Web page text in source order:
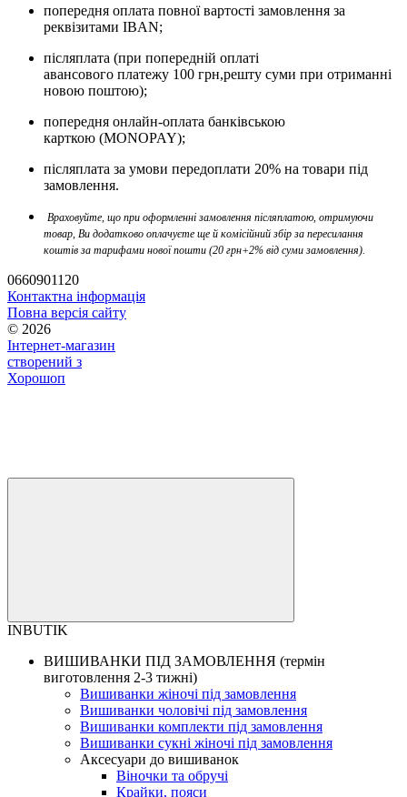
попередня оплата повної вартості замовлення за
реквізитами IBAN;
післяплата (при попередній оплаті
авансового платежу 100 грн,решту суми при отриманні
новою поштою);
попередня онлайн-оплата банківською
карткою (MONOPAY);
післяплата за умови передоплати 20% на товари під
замовлення.
Враховуйте, що при оформленні замовлення післяплатою, отримуючи
товар, Ви додатково оплачуєте ще й комісійний збір за пересилання
коштів за тарифами нової пошти (20 грн+2% від суми замовлення).
0660901120
Контактна інформація
Повна версія сайту
© 2026
Інтернет-магазин
створений з
Хорошоп
INBUTIK
ВИШИВАНКИ ПІД ЗАМОВЛЕННЯ (термін
виготовлення 2-3 тижні)
Вишиванки жіночі під замовлення
Вишиванки чоловічі під замовлення
Вишиванки комплекти під замовлення
Вишиванки сукні жіночі під замовлення
Аксесуари до вишиванок
Віночки та обручі
Крайки, пояси